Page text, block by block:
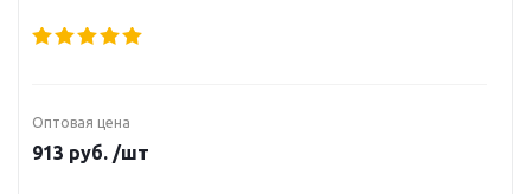
Оптовая цена
913 руб. /шт